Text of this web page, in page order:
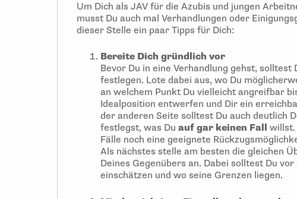
Um Dich als JAV für die Azubis und jungen
musst Du auch mal Verhandlungen oder
dieser Stelle ein paar Tipps für Dich:
Bereite Dich gründlich vor
Bevor Du in eine Verhandlung gehst, solltest
festlegen. Lote dabei aus, wo Du
an welchem Punkt Du vielleicht angreifbar
Idealposition entwerfen und Dir ein
der anderen Seite solltest Du auch deutlich
festlegst, was Du auf gar keinen Fall willst.
Fälle noch eine geeignete
Als nächstes stelle am besten die gleichen
Deines Gegenübers an. Dabei solltest Du
einschätzen und wo seine Grenzen liegen.